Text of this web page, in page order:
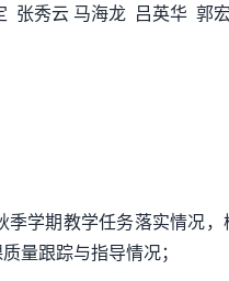
秀云 马海龙 吕英华 郭
学期教学任务落实情况
量跟踪与指导情况；